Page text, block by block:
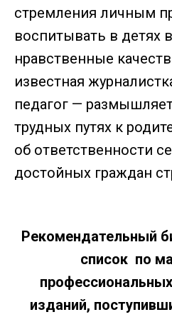
стремления личным
воспитывать в детях
нравственные
известная
педагог —
трудных путях к
об ответственности
достойных граждан
Рекомендательный
список по
изданий,